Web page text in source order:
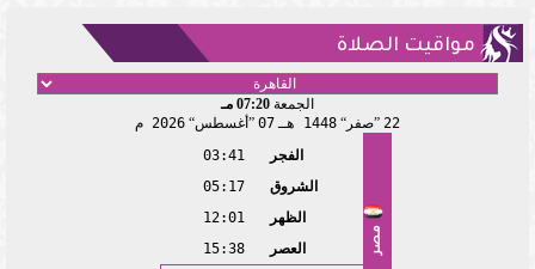
مواقيت الصلاة
الجمعة 07:20 مـ
22 صفر 1448 هـ 07 أغسطس 2026 م
مصر
الفجر
03:41
الشروق
05:17
الظهر
12:01
العصر
15:38